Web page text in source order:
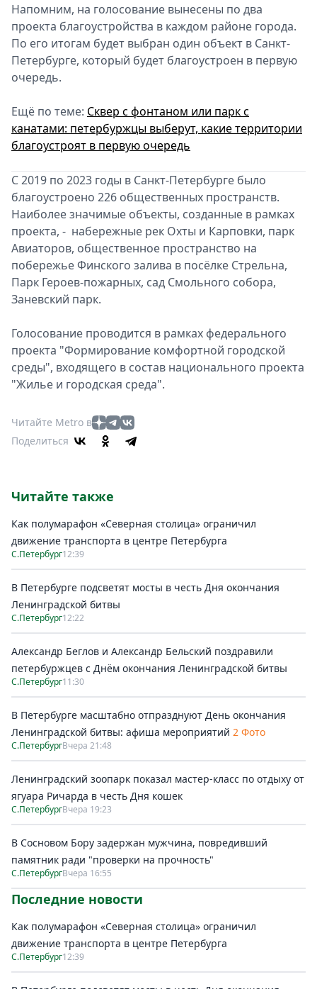
Напомним, на голосование вынесены по два
проекта благоустройства в каждом районе города.
По его итогам будет выбран один объект в Санкт-
Петербурге, который будет благоустроен в первую
очередь.
Ещё по теме: Сквер с фонтаном или парк с
канатами: петербуржцы выберут, какие территории
благоустроят в первую очередь
С 2019 по 2023 годы в Санкт‑Петербурге было
благоустроено 226 общественных пространств.
Наиболее значимые объекты, созданные в рамках
проекта, - набережные рек Охты и Карповки, парк
Авиаторов, общественное пространство на
побережье Финского залива в посёлке Стрельна,
Парк Героев-пожарных, сад Смольного собора,
Заневский парк.
Голосование проводится в рамках федерального
проекта "Формирование комфортной городской
среды", входящего в состав национального проекта
"Жилье и городская среда".
Читайте Metro в
Поделиться
Читайте также
Как полумарафон «Северная столица» ограничил
движение транспорта в центре Петербурга
С.Петербург12:39
В Петербурге подсветят мосты в честь Дня окончания
Ленинградской битвы
С.Петербург12:22
Александр Беглов и Александр Бельский поздравили
петербуржцев с Днём окончания Ленинградской битвы
С.Петербург11:30
В Петербурге масштабно отпразднуют День окончания
Ленинградской битвы: афиша мероприятий 2 Фото
С.ПетербургВчера 21:48
Ленинградский зоопарк показал мастер-класс по отдыху от
ягуара Ричарда в честь Дня кошек
С.ПетербургВчера 19:23
В Сосновом Бору задержан мужчина, повредивший
памятник ради "проверки на прочность"
С.ПетербургВчера 16:55
Последние новости
Как полумарафон «Северная столица» ограничил
движение транспорта в центре Петербурга
С.Петербург12:39